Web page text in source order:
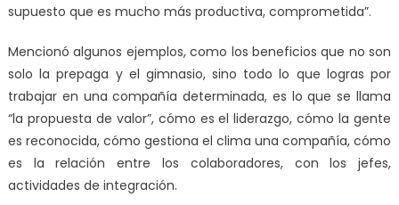
supuesto que es mucho más productiva, comprometida”.
Mencionó algunos ejemplos, como los beneficios que no son
solo la prepaga y el gimnasio, sino todo lo que logras por
trabajar en una compañía determinada, es lo que se llama
“la propuesta de valor”, cómo es el liderazgo, cómo la gente
es reconocida, cómo gestiona el clima una compañía, cómo
es la relación entre los colaboradores, con los jefes,
actividades de integración.